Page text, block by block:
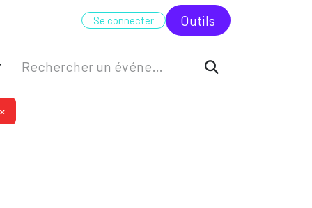
FORMATION ODC
Se connecter Outi​​ls
×